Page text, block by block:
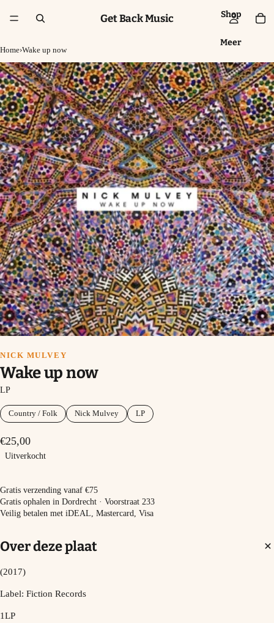
Shop
Meer
Get Back Music
Home›Wake up now
NICK MULVEY
Wake up now
LP
Country / Folk Nick Mulvey LP
€25,00
Uitverkocht
Uitverkocht
Gratis verzending vanaf €75
Gratis ophalen in Dordrecht · Voorstraat 233
Veilig betalen met iDEAL, Mastercard, Visa
Over deze plaat
(2017)
Label: Fiction Records
1LP